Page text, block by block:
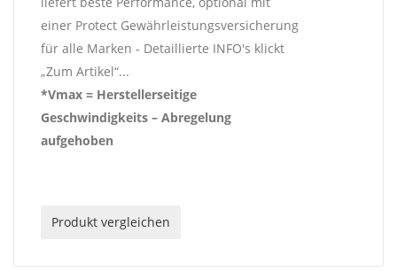
einer Protect Gewährleistungsversicherung
für alle Marken - Detaillierte INFO's klickt
„Zum Artikel“...
*Vmax = Herstellerseitige
Geschwindigkeits – Abregelung
aufgehoben
Produkt vergleichen